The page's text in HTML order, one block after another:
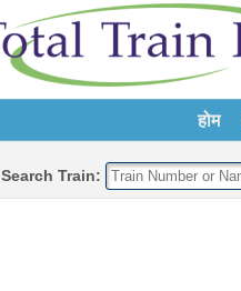
होम
Search Train: